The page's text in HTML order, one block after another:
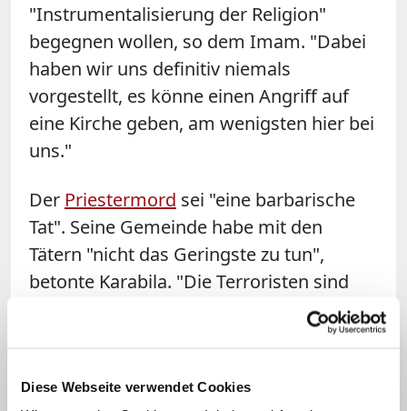
Diese Webseite verwendet Cookies
"Instrumentalisierung der Religion"
begegnen wollen, so dem Imam. "Dabei
haben wir uns definitiv niemals
vorgestellt, es könne einen Angriff auf
eine Kirche geben, am wenigsten hier bei
uns."
Der Priestermord sei "eine barbarische
Tat". Seine Gemeinde habe mit den
Tätern "nicht das Geringste zu tun",
betonte Karabila. "Die Terroristen sind
keine Muslime, und man darf sie nicht
Vergangenen Dienstag hatten zwei